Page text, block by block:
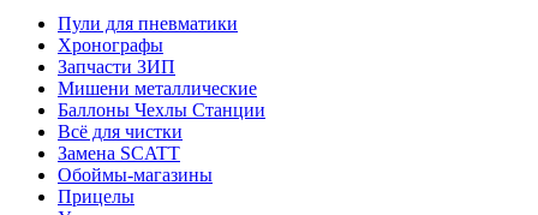
Пули для пневматики
Хронографы
Запчасти ЗИП
Мишени металлические
Баллоны Чехлы Станции
Всё для чистки
Замена SCATT
Обоймы-магазины
Прицелы